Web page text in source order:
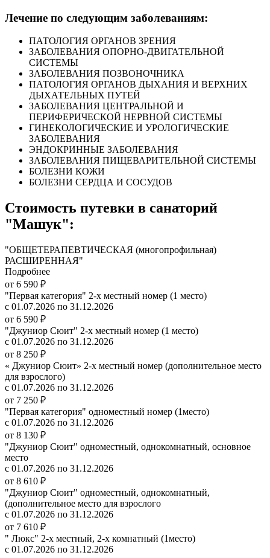
Лечение по следующим заболеваниям:
ПАТОЛОГИЯ ОРГАНОВ ЗРЕНИЯ
ЗАБОЛЕВАНИЯ ОПОРНО-ДВИГАТЕЛЬНОЙ
СИСТЕМЫ
ЗАБОЛЕВАНИЯ ПОЗВОНОЧНИКА
ПАТОЛОГИЯ ОРГАНОВ ДЫХАНИЯ И ВЕРХНИХ
ДЫХАТЕЛЬНЫХ ПУТЕЙ
ЗАБОЛЕВАНИЯ ЦЕНТРАЛЬНОЙ И
ПЕРИФЕРИЧЕСКОЙ НЕРВНОЙ СИСТЕМЫ
ГИНЕКОЛОГИЧЕСКИЕ И УРОЛОГИЧЕСКИЕ
ЗАБОЛЕВАНИЯ
ЭНДОКРИННЫЕ ЗАБОЛЕВАНИЯ
ЗАБОЛЕВАНИЯ ПИЩЕВАРИТЕЛЬНОЙ СИСТЕМЫ
БОЛЕЗНИ КОЖИ
БОЛЕЗНИ СЕРДЦА И СОСУДОВ
Стоимость путевки в санаторий
"Машук":
"ОБЩЕТЕРАПЕВТИЧЕСКАЯ (многопрофильная)
РАСШИРЕННАЯ"
Подробнее
от 6 590 ₽
"Первая категория" 2-х местный номер (1 место)
с 01.07.2026 по 31.12.2026
от 6 590 ₽
"Джуниор Сюит" 2-х местный номер (1 место)
с 01.07.2026 по 31.12.2026
от 8 250 ₽
« Джуниор Сюит» 2-х местный номер (дополнительное место
для взрослого)
с 01.07.2026 по 31.12.2026
от 7 250 ₽
"Первая категория" одноместный номер (1место)
с 01.07.2026 по 31.12.2026
от 8 130 ₽
"Джуниор Сюит" одноместный, однокомнатный, основное
место
с 01.07.2026 по 31.12.2026
от 8 610 ₽
"Джуниор Сюит" одноместный, однокомнатный,
(дополнительное место для взрослого
с 01.07.2026 по 31.12.2026
от 7 610 ₽
" Люкс" 2-х местный, 2-х комнатный (1место)
с 01.07.2026 по 31.12.2026